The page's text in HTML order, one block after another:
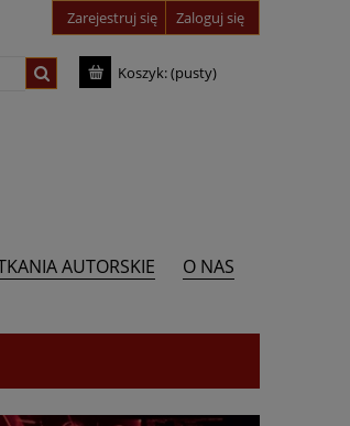
Zarejestruj się Zaloguj się
Koszyk:(pusty)
AUTORSKIE O NAS